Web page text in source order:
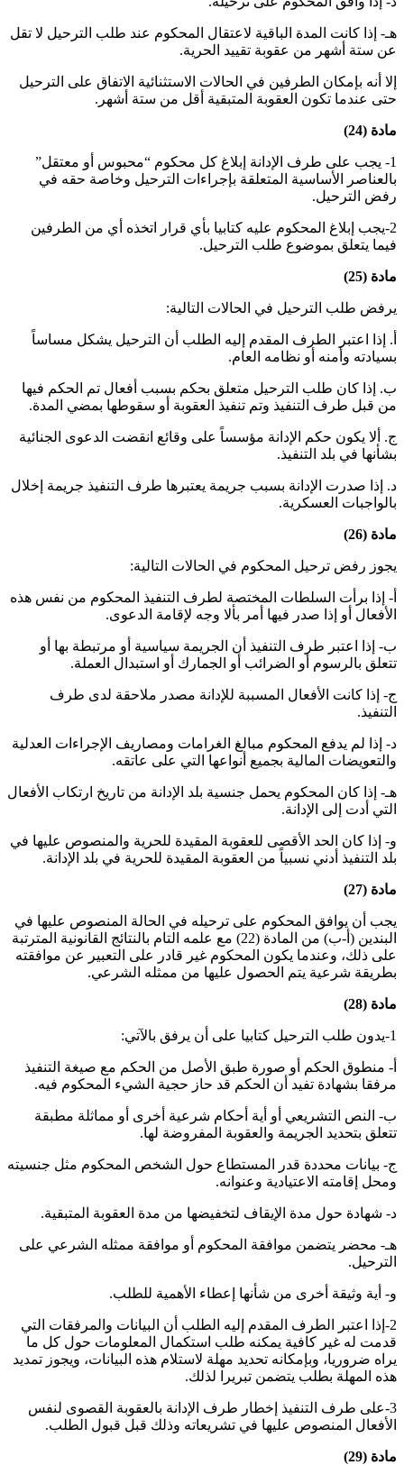
هـ- إذا كانت المدة الباقية لاعتقال المحكوم عند طلب الترحيل لا تقل
عن ستة أشهر من عقوبة تقييد الحرية.
إلا أنه بإمكان الطرفين في الحالات الاستثنائية الاتفاق على الترحيل
حتى عندما تكون العقوبة المتبقية أقل من ستة أشهر .
مادة (24)
1- يجب على طرف الإدانة إبلاغ كل محكوم “محبوس أو معتقل”
بالعناصر الأساسية المتعلقة بإجراءات الترحيل وخاصة حقه في
رفض الترحيل.
2-يجب إبلاغ المحكوم عليه كتابيا بأي قرار اتخذه أي من الطرفين
فيما يتعلق بموضوع طلب الترحيل.
مادة (25)
يرفض طلب الترحيل في الحالات التالية:
أ‌. إذا اعتبر الطرف المقدم إليه الطلب أن الترحيل يشكل مساساً
بسيادته وأمنه أو نظامه العام.
ب‌. إذا كان طلب الترحيل متعلق بحكم بسبب أفعال تم الحكم فيها
من قبل طرف التنفيذ وتم تنفيذ العقوبة أو سقوطها بمضي المدة.
ج‌. ألا يكون حكم الإدانة مؤسساً على وقائع انقضت الدعوى الجنائية
بشأنها في بلد التنفيذ.
د‌. إذا صدرت الإدانة بسبب جريمة يعتبرها طرف التنفيذ جريمة إخلال
بالواجبات العسكرية.
مادة (26)
يجوز رفض ترحيل المحكوم في الحالات التالية:
أ- إذا برأت السلطات المختصة لطرف التنفيذ المحكوم من نفس هذه
الأفعال أو إذا صدر فيها أمر بألا وجه لإقامة الدعوى.
ب- إذا اعتبر طرف التنفيذ أن الجريمة سياسية أو مرتبطة بها أو
تتعلق بالرسوم أو الضرائب أو الجمارك أو استبدال العملة.
ج- إذا كانت الأفعال المسببة للإدانة مصدر ملاحقة لدى طرف
التنفيذ.
د- إذا لم يدفع المحكوم مبالغ الغرامات ومصاريف الإجراءات العدلية
والتعويضات المالية بجميع أنواعها التي على عاتقه.
هـ- إذا كان المحكوم يحمل جنسية بلد الإدانة من تاريخ ارتكاب الأفعال
التي أدت إلى الإدانة.
و- إذا كان الحد الأقصى للعقوبة المقيدة للحرية والمنصوص عليها في
بلد التنفيذ أدني نسبياً من العقوبة المقيدة للحرية في بلد الإدانة.
مادة (27)
يجب أن يوافق المحكوم على ترحيله في الحالة المنصوص عليها في
البندين (أ-ب) من المادة (22) مع علمه التام بالنتائج القانونية المترتبة
على ذلك، وعندما يكون المحكوم غير قادر على التعبير عن موافقته
بطريقة شرعية يتم الحصول عليها من ممثله الشرعي.
مادة (28)
1-يدون طلب الترحيل كتابيا على أن يرفق بالآتي:
أ‌- منطوق الحكم أو صورة طبق الأصل من الحكم مع صيغة التنفيذ
مرفقا بشهادة تفيد أن الحكم قد حاز حجية الشيء المحكوم فيه.
ب‌- النص التشريعي أو أية أحكام شرعية أخرى أو مماثلة مطبقة
تتعلق بتحديد الجريمة والعقوبة المفروضة لها.
ج- بيانات محددة قدر المستطاع حول الشخص المحكوم مثل جنسيته
ومحل إقامته الاعتيادية وعنوانه.
د- شهادة حول مدة الإيقاف لتخفيضها من مدة العقوبة المتبقية.
هـ- محضر يتضمن موافقة المحكوم أو موافقة ممثله الشرعي على
الترحيل.
و- أية وثيقة أخرى من شأنها إعطاء الأهمية للطلب.
2-إذا اعتبر الطرف المقدم إليه الطلب أن البيانات والمرفقات التي
قدمت له غير كافية يمكنه طلب استكمال المعلومات حول كل ما
يراه ضروريا، وبإمكانه تحديد مهلة لاستلام هذه البيانات، ويجوز تمديد
هذه المهلة بطلب يتضمن تبريرا لذلك.
3-على طرف التنفيذ إخطار طرف الإدانة بالعقوبة القصوى لنفس
الأفعال المنصوص عليها في تشريعاته وذلك قبل قبول الطلب.
مادة (29)